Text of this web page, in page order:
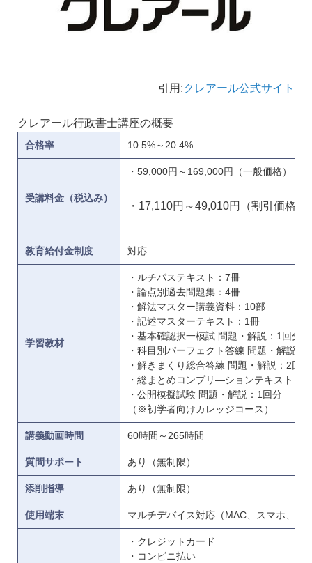
引用:クレアール公式サイト
クレアール行政書士講座の概要
合格率 10.5%～20.4%
受講料金（税込み）
・59,000円～169,000円（一般価格）
・17,110円～49,010円（割引価格）
教育給付金制度 対応
学習教材
・ルチパステキスト：7冊
・論点別過去問題集：4冊
・解法マスター講義資料：10部
・記述マスターテキスト：1冊
・基本確認択一模試 問題・解説：1回分
・科目別パーフェクト答練 問題・解説：
・解きまくり総合答練 問題・解説：2回分
・総まとめコンプリ―ションテキスト：1
・公開模擬試験 問題・解説：1回分
（※初学者向けカレッジコース）
講義動画時間 60時間～265時間
質問サポート あり（無制限）
添削指導 あり（無制限）
使用端末 マルチデバイス対応（MAC、スマホ、タ
・クレジットカード
・コンビニ払い